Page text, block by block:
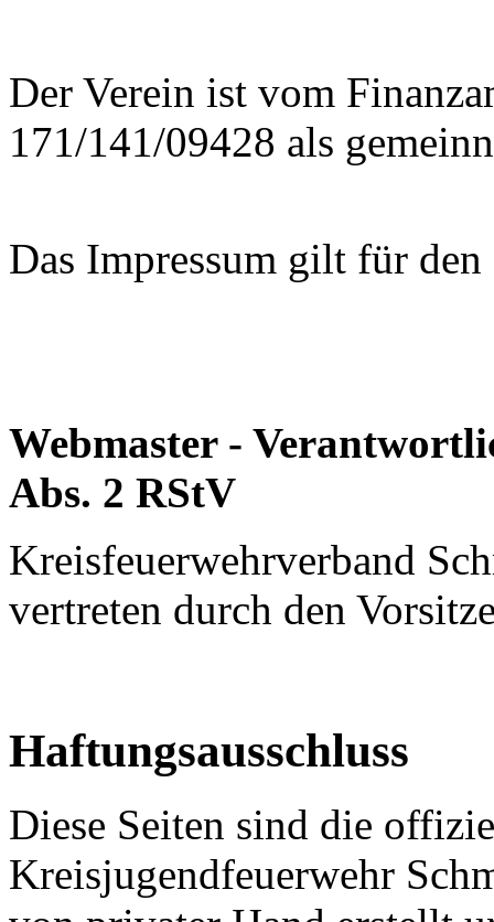
Der Verein ist vom
171/141/09428 als
Das Impressum gilt für
Webmaster -
Abs. 2 RStV
Kreisfeuerwehrverband
vertreten durch den
Haftungsausschluss
Diese Seiten sind die
Kreisjugendfeuerwehr